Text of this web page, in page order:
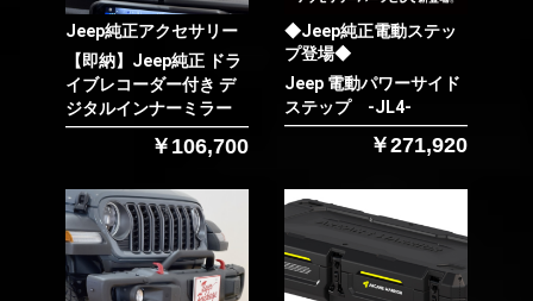
Jeep純正アクセサリー
【即納】Jeep純正 ドラ
イブレコーダー付き デ
ジタルインナーミラー
￥106,700
◆Jeep純正電動ステッ
プ登場◆
Jeep 電動パワーサイド
ステップ -JL4-
￥271,920